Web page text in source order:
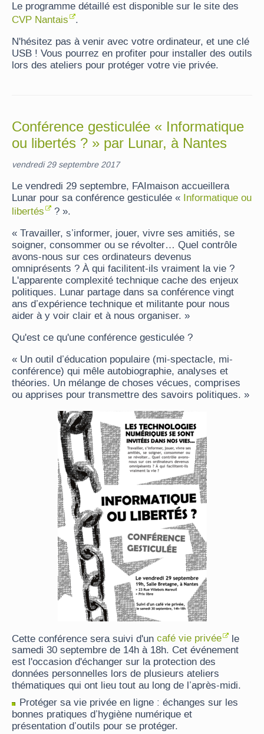
Le programme détaillé est disponible sur le site des
CVP Nantais
.
N'hésitez pas à venir avec votre ordinateur, et une clé
USB ! Vous pourrez en profiter pour installer des outils
lors des ateliers pour protéger votre vie privée.
Conférence gesticulée « Informatique
ou libertés ? » par Lunar, à Nantes
vendredi 29 septembre 2017
Le vendredi 29 septembre, FAImaison accueillera
Lunar pour sa conférence gesticulée « Informatique ou
libertés
? ».
« Travailler, s’informer, jouer, vivre ses amitiés, se
soigner, consommer ou se révolter… Quel contrôle
avons-nous sur ces ordinateurs devenus
omniprésents ? À qui facilitent-ils vraiment la vie ?
L'apparente complexité technique cache des enjeux
politiques. Lunar partage dans sa conférence vingt
ans d’expérience technique et militante pour nous
aider à y voir clair et à nous organiser. »
Qu'est ce qu'une conférence gesticulée ?
« Un outil d’éducation populaire (mi-spectacle, mi-
conférence) qui mêle autobiographie, analyses et
théories. Un mélange de choses vécues, comprises
ou apprises pour transmettre des savoirs politiques. »
Cette conférence sera suivi d'un café vie privée
le
samedi 30 septembre de 14h à 18h. Cet événement
est l'occasion d'échanger sur la protection des
données personnelles lors de plusieurs ateliers
thématiques qui ont lieu tout au long de l’après-midi.
Protéger sa vie privée en ligne : échanges sur les
bonnes pratiques d’hygiène numérique et
présentation d’outils pour se protéger.